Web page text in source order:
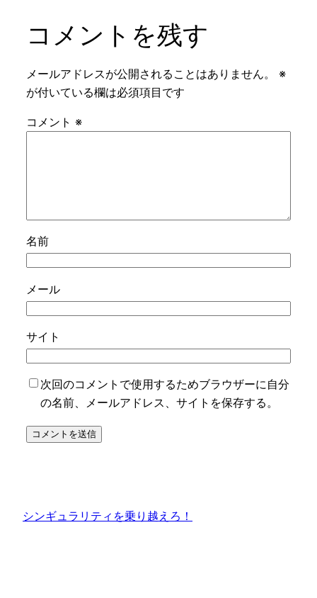
コメントを残す
メールアドレスが公開されることはありません。
※
が付いている欄は必須項目です
コメント ※
名前
メール
サイト
次回のコメントで使用するためブラウザーに自分
の名前、メールアドレス、サイトを保存する。
シンギュラリティを乗り越えろ！